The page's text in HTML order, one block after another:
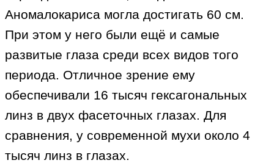
Аномалокариса могла достигать 60 см.
При этом у него были ещё и самые
развитые глаза среди всех видов того
периода. Отличное зрение ему
обеспечивали 16 тысяч гексагональных
линз в двух фасеточных глазах. Для
сравнения, у современной мухи около 4
тысяч линз в глазах.